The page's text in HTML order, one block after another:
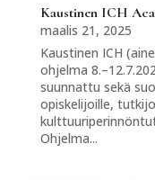
Kaustinen ICH
maalis 21, 2025
Kaustinen ICH
ohjelma
suunnattu sekä
opiskelijoille,
Ohjelma...